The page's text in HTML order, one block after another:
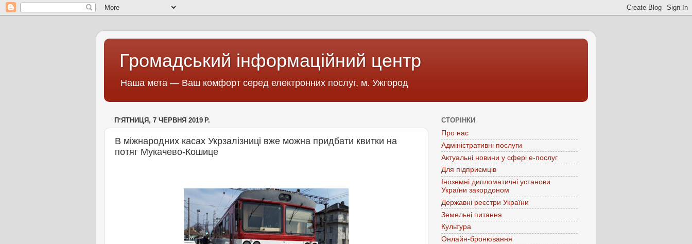
Громадський інформаційний центр
Наша мета — Ваш комфорт серед електронних послуг, м. Ужгород
ПʼЯТНИЦЯ, 7 ЧЕРВНЯ 2019 Р.
В міжнародних касах Укрзалізниці вже можна придбати квитки на
потяг Мукачево-Кошице
СТОРІНКИ
Про нас
Адміністративні послуги
Актуальні новини у сфері е-послуг
Для підприємців
Іноземні дипломатичні установи
України закордоном
Державні реєстри України
Земельні питання
Культура
Онлайн-бронювання